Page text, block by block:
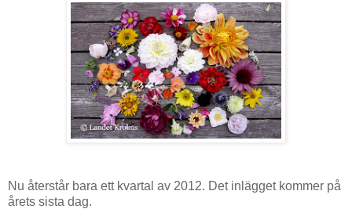
Nu återstår bara ett kvartal av 2012. Det inlägget kommer på
årets sista dag.